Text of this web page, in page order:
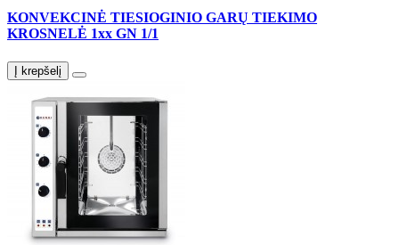
KONVEKCINĖ TIESIOGINIO GARŲ TIEKIMO
KROSNELĖ 1xx GN 1/1
Į krepšelį